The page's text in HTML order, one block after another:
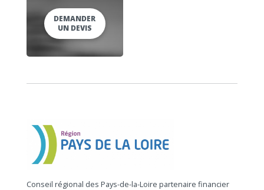
DEMANDER
UN DEVIS
Conseil régional des Pays-de-la-Loire partenaire financier